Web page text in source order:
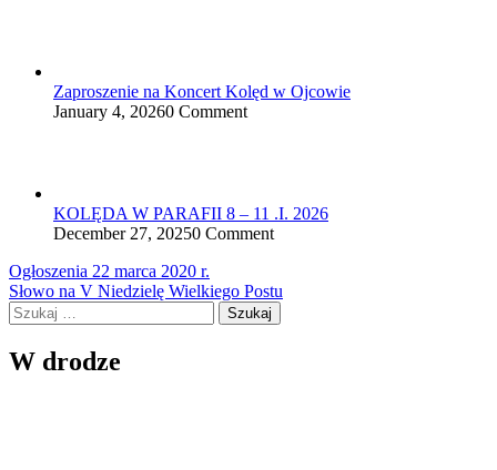
Zaproszenie na Koncert Kolęd w Ojcowie
January 4, 20260 Comment
KOLĘDA W PARAFII 8 – 11 .I. 2026
December 27, 20250 Comment
Nawigacja
wpisu
Ogłoszenia 22 marca 2020 r.
Słowo na V Niedzielę Wielkiego Postu
Szukaj:
W drodze